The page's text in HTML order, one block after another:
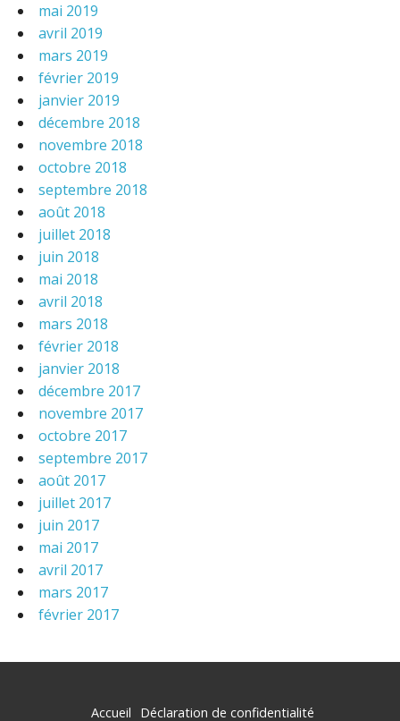
mai 2019
avril 2019
mars 2019
février 2019
janvier 2019
décembre 2018
novembre 2018
octobre 2018
septembre 2018
août 2018
juillet 2018
juin 2018
mai 2018
avril 2018
mars 2018
février 2018
janvier 2018
décembre 2017
novembre 2017
octobre 2017
septembre 2017
août 2017
juillet 2017
juin 2017
mai 2017
avril 2017
mars 2017
février 2017
Accueil Déclaration de confidentialité